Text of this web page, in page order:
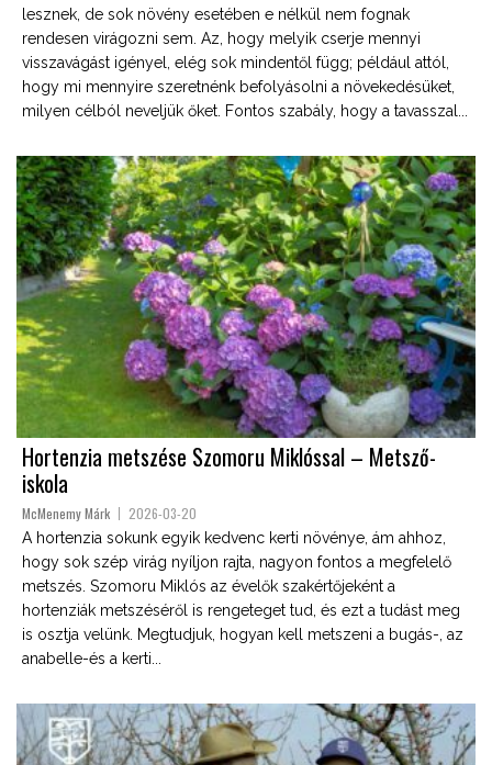
lesznek, de sok növény esetében e nélkül nem fognak
rendesen virágozni sem. Az, hogy melyik cserje mennyi
visszavágást igényel, elég sok mindentől függ; például attól,
hogy mi mennyire szeretnénk befolyásolni a növekedésüket,
milyen célból neveljük őket. Fontos szabály, hogy a tavasszal...
Hortenzia metszése Szomoru Miklóssal – Metsző-
iskola
McMenemy Márk 2026-03-20
A hortenzia sokunk egyik kedvenc kerti növénye, ám ahhoz,
hogy sok szép virág nyíljon rajta, nagyon fontos a megfelelő
metszés. Szomoru Miklós az évelők szakértőjeként a
hortenziák metszéséről is rengeteget tud, és ezt a tudást meg
is osztja velünk. Megtudjuk, hogyan kell metszeni a bugás-, az
anabelle-és a kerti...